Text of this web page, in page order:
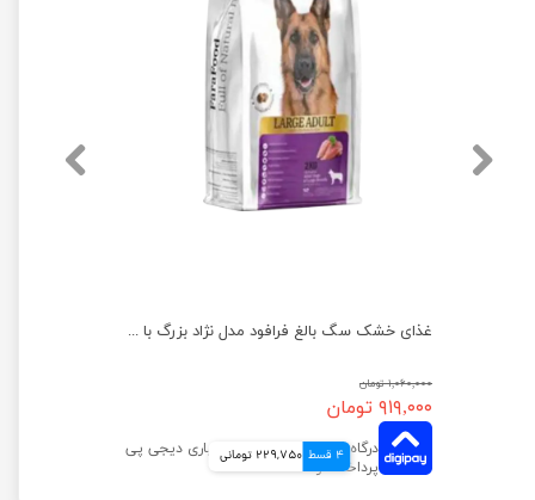
غذای خشک سگ بالغ فرافود مدل نژاد بزرگ با طعم مرغ و برنج وزن 2 کیلوگرم
۱,۰۶۰,۰۰۰ تومان
۹۱۹,۰۰۰ تومان
4 قسط 229,750 تومانی